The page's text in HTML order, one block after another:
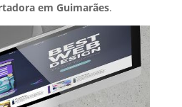
em Guimarães.